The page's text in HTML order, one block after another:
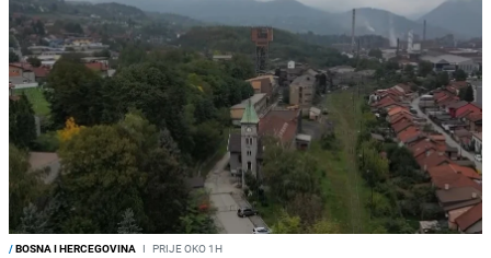
/BOSNA I HERCEGOVINA I PRIJE OKO 1H